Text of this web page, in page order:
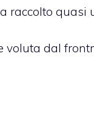
raccolto quasi
voluta dal